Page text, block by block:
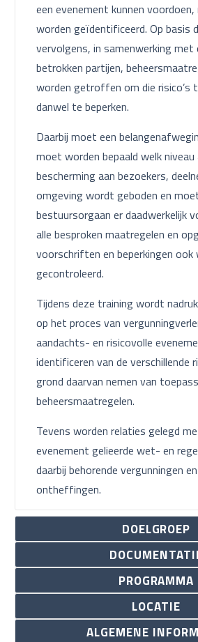
een evenement kunnen
worden geïdentificeerd. Op basis
vervolgens, in samenwerking met
betrokken partijen,
worden getroffen om die risico’s
danwel te beperken.
Daarbij moet een
moet worden bepaald welk niveau
bescherming aan bezoekers,
omgeving wordt geboden en
bestuursorgaan er daadwerkelijk
alle besproken maatregelen en
voorschriften en beperkingen ook
gecontroleerd.
Tijdens deze training wordt
op het proces van
aandachts- en risicovolle
identificeren van de verschillende
grond daarvan nemen van
beheersmaatregelen.
Tevens worden relaties gelegd
evenement gelieerde wet- en
daarbij behorende vergunningen
ontheffingen.
DOELGROEP
PROGRAMMA
LOCATIE
ALGEMENE